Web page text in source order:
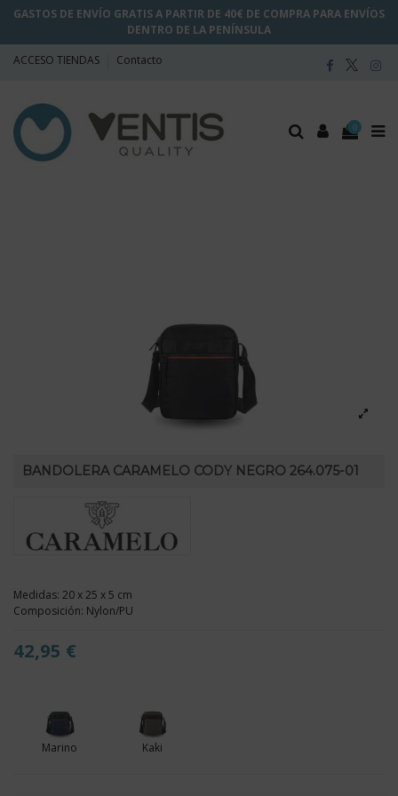
GASTOS DE ENVÍO GRATIS A PARTIR DE 40€ DE COMPRA PARA ENVÍOS
DENTRO DE LA PENÍNSULA
ACCESO TIENDAS Contacto
0
BANDOLERA CARAMELO CODY NEGRO 264.075-01
Medidas: 20 x 25 x 5 cm
Composición: Nylon/PU
42,95 €
Marino Kaki